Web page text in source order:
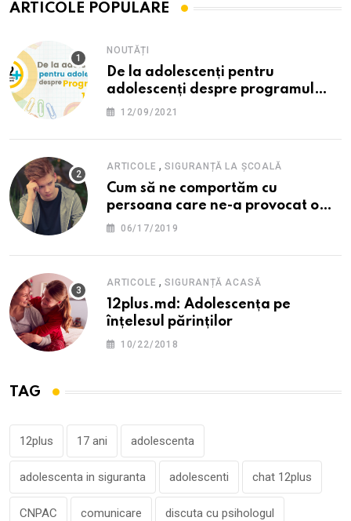
ARTICOLE POPULARE
NOUTĂȚI
De la adolescenți pentru
adolescenți despre programul
12PLUS
12/09/2021
ARTICOLE ,SIGURANȚĂ LA ȘCOALĂ
Cum să ne comportăm cu
persoana care ne-a provocat o
supărare?
06/17/2019
ARTICOLE ,SIGURANȚĂ ACASĂ
12plus.md: Adolescența pe
înțelesul părinților
10/22/2018
TAG
12plus 17 ani adolescenta
adolescenta in siguranta adolescenti chat 12plus
CNPAC comunicare discuta cu psihologul